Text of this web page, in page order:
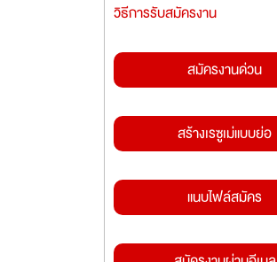
วิธีการรับสมัครงาน
สมัครงานด่วน
สร้างเรซูเม่แบบย่อ
แนบไฟล์สมัคร